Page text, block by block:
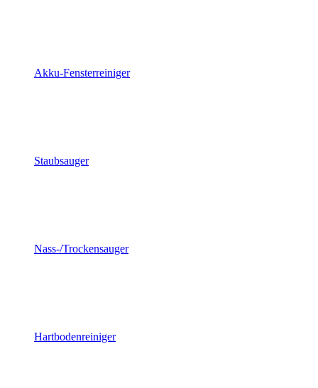
Akku-Fensterreiniger
Staubsauger
Nass-/Trockensauger
Hartbodenreiniger